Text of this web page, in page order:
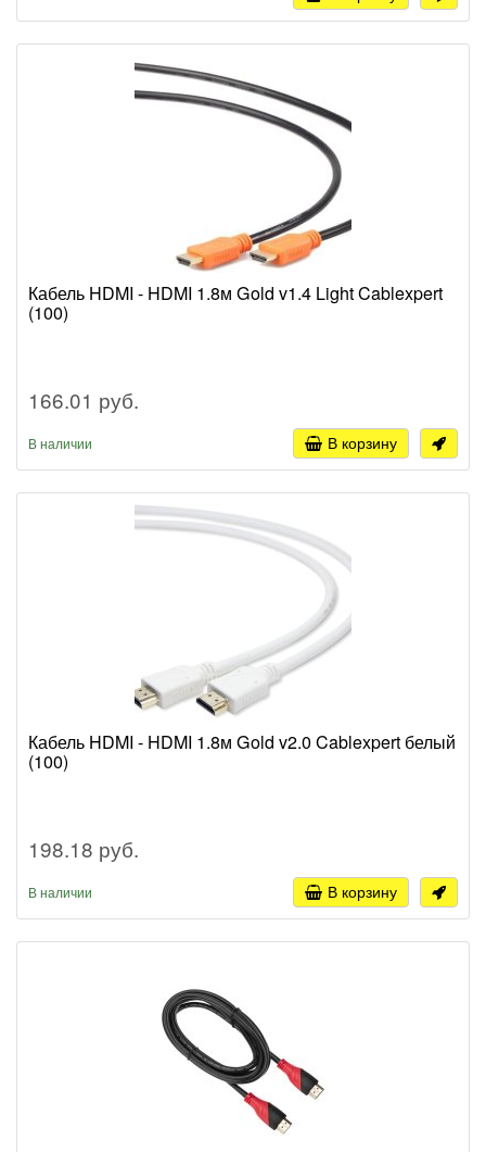
Кабель HDMI - HDMI 1.8м Gold v1.4 Light Cablexpert
(100)
166.01 руб.
В наличии В корзину
Кабель HDMI - HDMI 1.8м Gold v2.0 Cablexpert белый
(100)
198.18 руб.
В наличии В корзину